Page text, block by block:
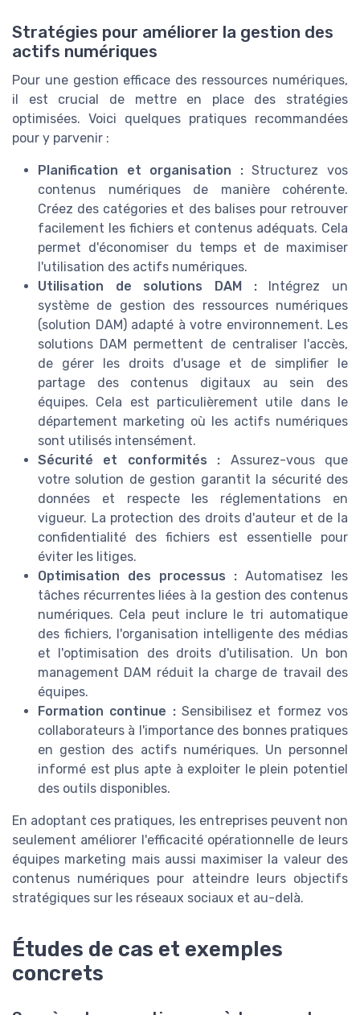
Stratégies pour améliorer la gestion des
actifs numériques
Pour une gestion efficace des ressources numériques,
il est crucial de mettre en place des stratégies
optimisées. Voici quelques pratiques recommandées
pour y parvenir :
Planification et organisation :Structurez vos
contenus numériques de manière cohérente.
Créez des catégories et des balises pour retrouver
facilement les fichiers et contenus adéquats. Cela
permet d'économiser du temps et de maximiser
l'utilisation des actifs numériques.
Utilisation de solutions DAM :Intégrez un
système de gestion des ressources numériques
(solution DAM) adapté à votre environnement. Les
solutions DAM permettent de centraliser l'accès,
de gérer les droits d'usage et de simplifier le
partage des contenus digitaux au sein des
équipes. Cela est particulièrement utile dans le
département marketing où les actifs numériques
sont utilisés intensément.
Sécurité et conformités : Assurez-vous que
votre solution de gestion garantit la sécurité des
données et respecte les réglementations en
vigueur. La protection des droits d'auteur et de la
confidentialité des fichiers est essentielle pour
éviter les litiges.
Optimisation des processus : Automatisez les
tâches récurrentes liées à la gestion des contenus
numériques. Cela peut inclure le tri automatique
des fichiers, l'organisation intelligente des médias
et l'optimisation des droits d'utilisation. Un bon
management DAM réduit la charge de travail des
équipes.
Formation continue :Sensibilisez et formez vos
collaborateurs à l'importance des bonnes pratiques
en gestion des actifs numériques. Un personnel
informé est plus apte à exploiter le plein potentiel
des outils disponibles.
En adoptant ces pratiques, les entreprises peuvent non
seulement améliorer l'efficacité opérationnelle de leurs
équipes marketing mais aussi maximiser la valeur des
contenus numériques pour atteindre leurs objectifs
stratégiques sur les réseaux sociaux et au-delà.
Études de cas et exemples
concrets